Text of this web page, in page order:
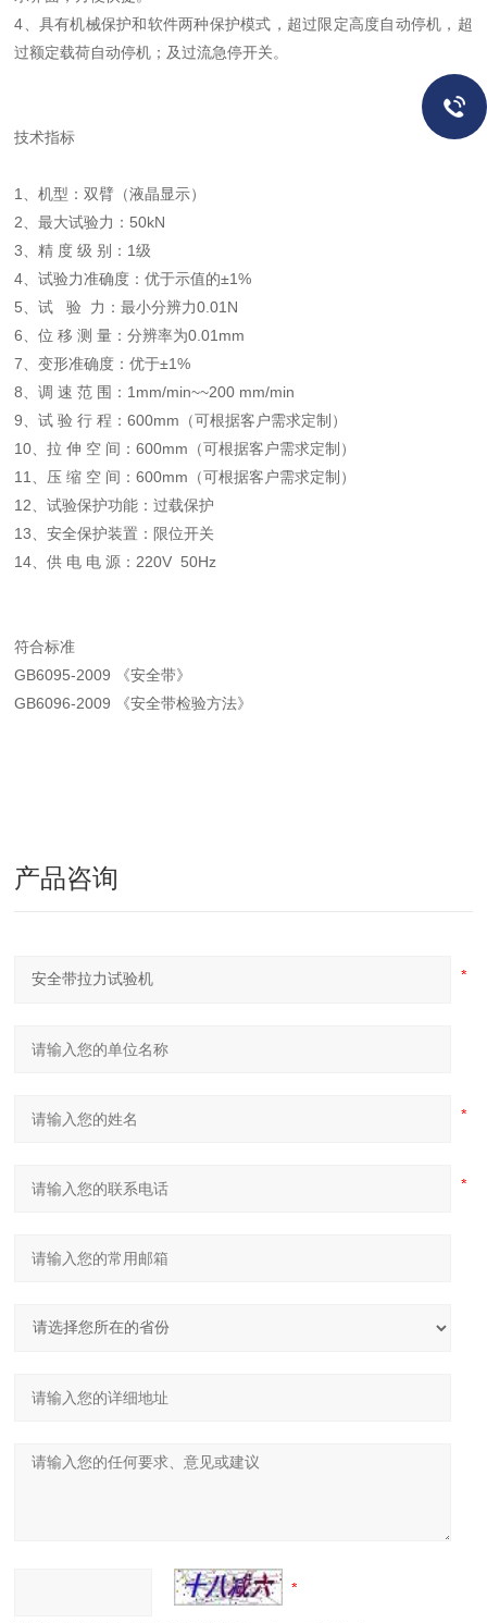
4、具有机械保护和软件两种保护模式，超过限定高度自动停机，超
过额定载荷自动停机；及过流急停开关。
技术指标
1、机型：双臂（液晶显示）
2、最大试验力：50kN
3、精 度 级 别：1级
4、试验力准确度：优于示值的±1%
5、试 验 力：最小分辨力0.01N
6、位 移 测 量：分辨率为0.01mm
7、变形准确度：优于±1%
8、调 速 范 围：1mm/min~~200 mm/min
9、试 验 行 程：600mm（可根据客户需求定制）
10、拉 伸 空 间：600mm（可根据客户需求定制）
11、压 缩 空 间：600mm（可根据客户需求定制）
12、试验保护功能：过载保护
13、安全保护装置：限位开关
14、供 电 电 源：220V 50Hz
符合标准
GB6095-2009 《安全带》
GB6096-2009 《安全带检验方法》
产品咨询